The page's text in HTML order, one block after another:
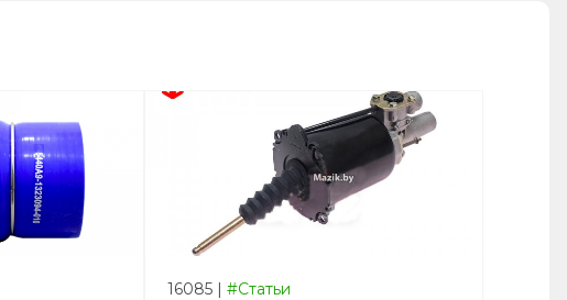
16085 | #Статьи